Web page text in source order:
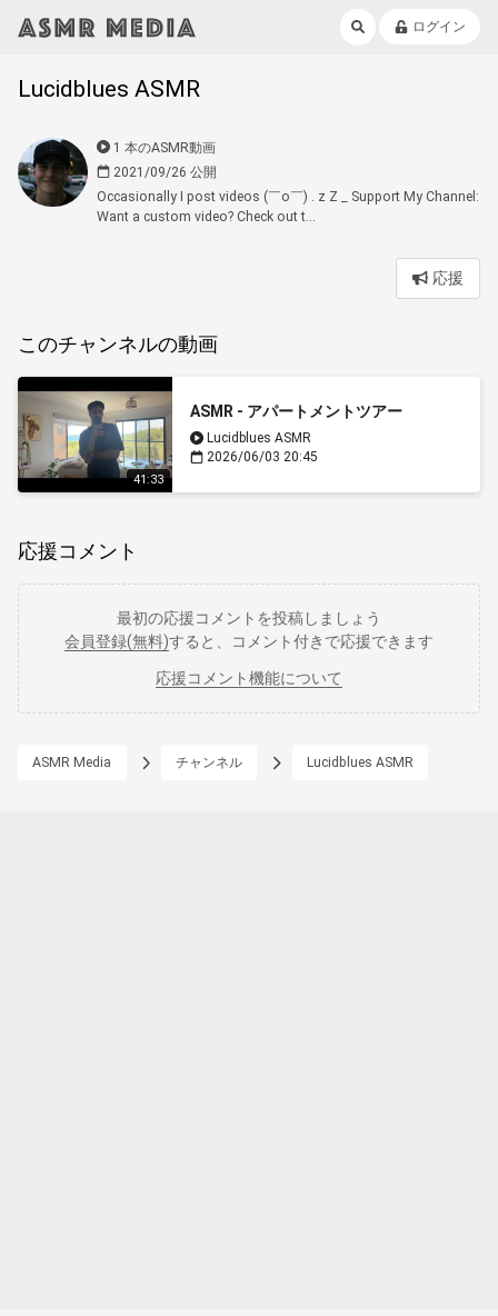
ログイン
Lucidblues ASMR
1 本のASMR動画
2021/09/26 公開
Occasionally I post videos (￣o￣) . z Z _ Support My Channel:
Want a custom video? Check out t...
応援
このチャンネルの動画
41:33
ASMR - アパートメントツアー
Lucidblues ASMR
2026/06/03 20:45
応援コメント
最初の応援コメントを投稿しましょう
会員登録(無料)すると、コメント付きで応援できます
応援コメント機能について
ASMR Media チャンネル Lucidblues ASMR